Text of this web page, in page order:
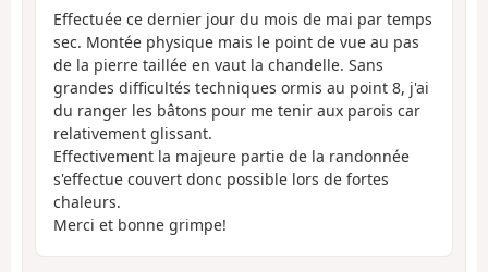
Effectuée ce dernier jour du mois de mai par temps
sec. Montée physique mais le point de vue au pas
de la pierre taillée en vaut la chandelle. Sans
grandes difficultés techniques ormis au point 8, j'ai
du ranger les bâtons pour me tenir aux parois car
relativement glissant.
Effectivement la majeure partie de la randonnée
s'effectue couvert donc possible lors de fortes
chaleurs.
Merci et bonne grimpe!